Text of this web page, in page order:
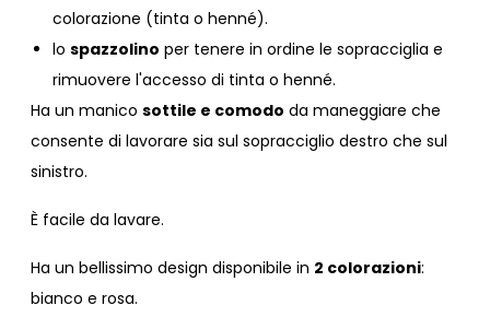
colorazione (tinta o henné).
lo spazzolino per tenere in ordine le sopracciglia e
rimuovere l'accesso di tinta o henné.
Ha un manico sottile e comodo da maneggiare che
consente di lavorare sia sul sopracciglio destro che sul
sinistro.
È facile da lavare.
Ha un bellissimo design disponibile in 2 colorazioni:
bianco e rosa.